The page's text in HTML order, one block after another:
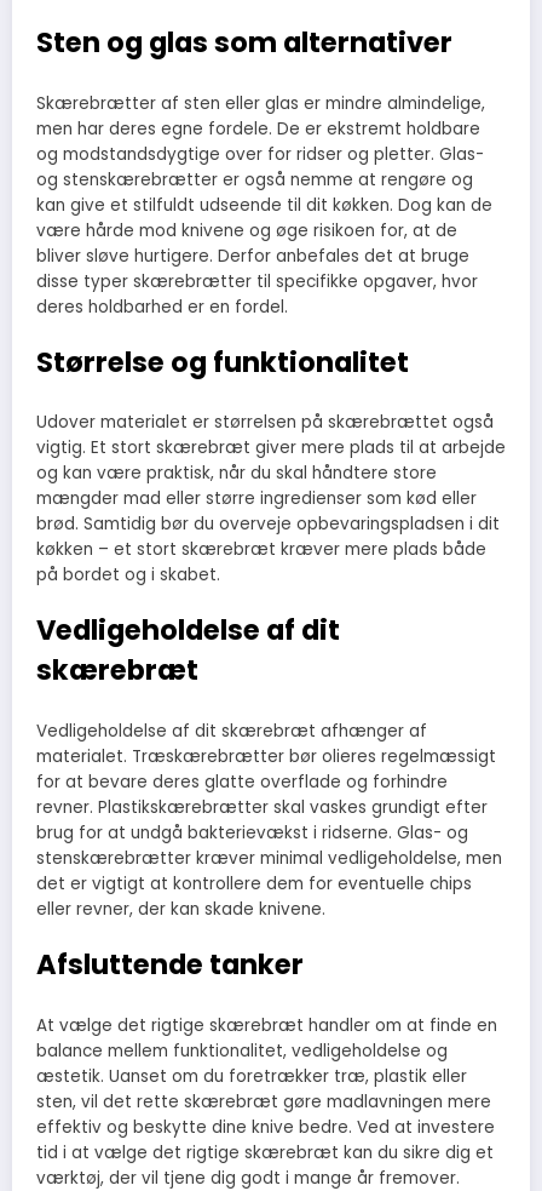
Sten og glas som alternativer
Skærebrætter af sten eller glas er mindre almindelige,
men har deres egne fordele. De er ekstremt holdbare
og modstandsdygtige over for ridser og pletter. Glas-
og stenskærebrætter er også nemme at rengøre og
kan give et stilfuldt udseende til dit køkken. Dog kan de
være hårde mod knivene og øge risikoen for, at de
bliver sløve hurtigere. Derfor anbefales det at bruge
disse typer skærebrætter til specifikke opgaver, hvor
deres holdbarhed er en fordel.
Størrelse og funktionalitet
Udover materialet er størrelsen på skærebrættet også
vigtig. Et stort skærebræt giver mere plads til at arbejde
og kan være praktisk, når du skal håndtere store
mængder mad eller større ingredienser som kød eller
brød. Samtidig bør du overveje opbevaringspladsen i dit
køkken – et stort skærebræt kræver mere plads både
på bordet og i skabet.
Vedligeholdelse af dit
skærebræt
Vedligeholdelse af dit skærebræt afhænger af
materialet. Træskærebrætter bør olieres regelmæssigt
for at bevare deres glatte overflade og forhindre
revner. Plastikskærebrætter skal vaskes grundigt efter
brug for at undgå bakterievækst i ridserne. Glas- og
stenskærebrætter kræver minimal vedligeholdelse, men
det er vigtigt at kontrollere dem for eventuelle chips
eller revner, der kan skade knivene.
Afsluttende tanker
At vælge det rigtige skærebræt handler om at finde en
balance mellem funktionalitet, vedligeholdelse og
æstetik. Uanset om du foretrækker træ, plastik eller
sten, vil det rette skærebræt gøre madlavningen mere
effektiv og beskytte dine knive bedre. Ved at investere
tid i at vælge det rigtige skærebræt kan du sikre dig et
værktøj, der vil tjene dig godt i mange år fremover.